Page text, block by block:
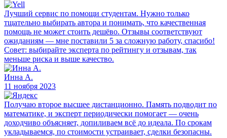
Лучший сервис по помощи студентам. Нужно только
тщательно выбирать автора и понимать, что качественная
помощь не может стоить дешёво. Отзывы соответствуют
ожиданиям — мне поставили 5 за сложную работу, спасибо!
Совет: выбирайте эксперта по рейтингу и отзывам, так
меньше риска и выше качество.
Инна А.
11 ноября 2023
Получаю второе высшее дистанционно. Память подводит по
математике, и эксперт периодически помогает — очень
доходчиво объясняет, допиливаем всё до идеала. По срокам
укладываемся, по стоимости устраивает, сделки безопасны.